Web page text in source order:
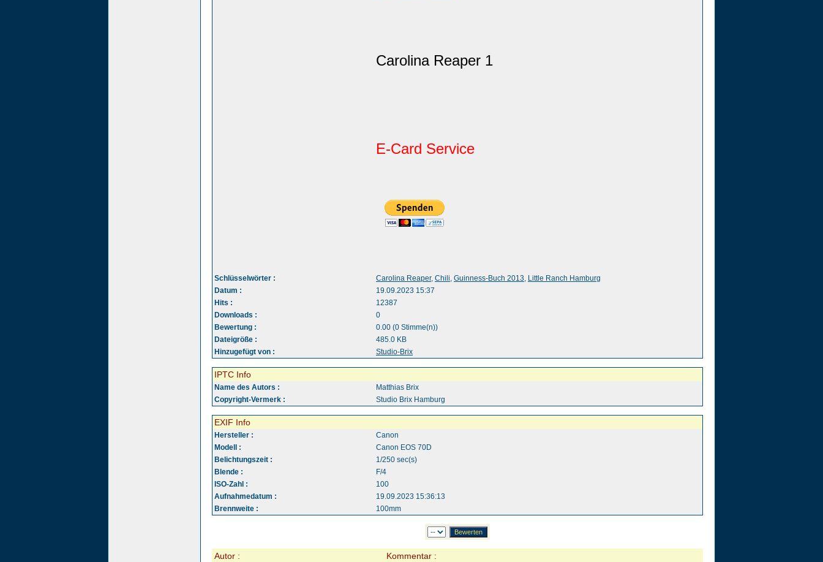
Carolina Reaper 1
E-Card Service
Schlüsselwörter : Carolina Reaper, Chili, Guinness-Buch 2013, Little Ranch Hamburg
Datum :
19.09.2023 15:37
Hits :
12387
Downloads :
0
Bewertung :
0.00 (0 Stimme(n))
Dateigröße :
485.0 KB
Hinzugefügt von :
Studio-Brix
IPTC Info
Name des Autors :
Matthias Brix
Copyright-Vermerk :
Studio Brix Hamburg
EXIF Info
Hersteller :
Canon
Modell :
Canon EOS 70D
Belichtungszeit :
1/250 sec(s)
Blende :
F/4
ISO-Zahl :
100
Aufnahmedatum :
19.09.2023 15:36:13
Brennweite :
100mm
Autor : Kommentar :